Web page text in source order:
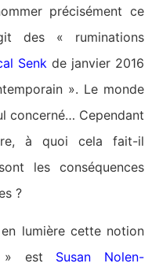
précisément ce
des « ruminations
Senk de janvier 2016
». Le monde
concerné… Cependant
à quoi cela fait-il
les conséquences
?
lumière cette notion
» est Susan Nolen-